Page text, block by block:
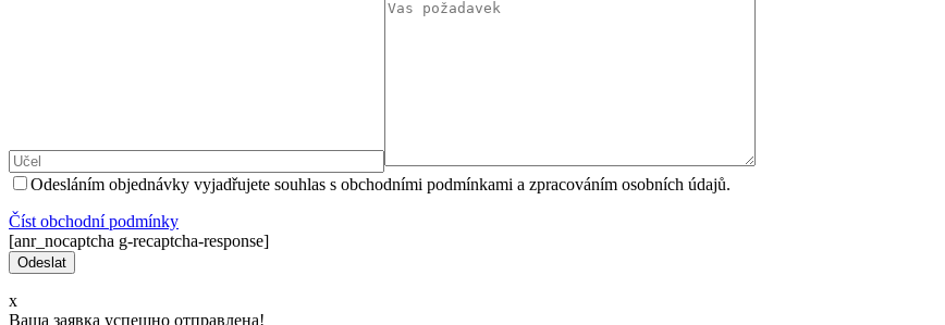
Odesláním objednávky vyjadřujete souhlas s obchodními podmínkami a zpracováním osobních údajů.
Číst оbchodní podmínky
[anr_nocaptcha g-recaptcha-response]
x
Ваша заявка успешно отправлена!